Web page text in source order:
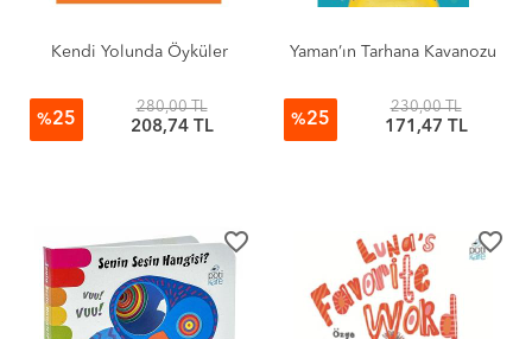
Kendi Yolunda Öyküler
%25
280,00 TL
208,74 TL
Yaman’ın Tarhana Kavanozu
%25
230,00 TL
171,47 TL
favorite_border favorite_border